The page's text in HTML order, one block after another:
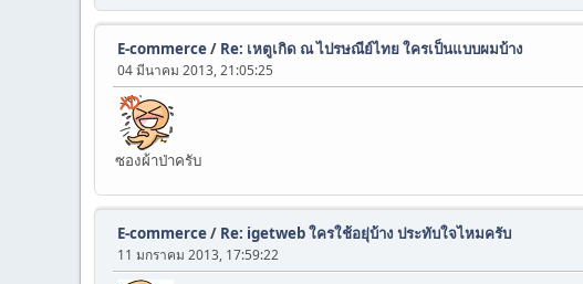
E-commerce/ Re: เหตูเกิด ณ ไปรษณีย์ไทย ใครเป็นแบบผมบ้าง
04 มีนาคม 2013, 21:05:25
ซองผ้าป่าครับ
E-commerce/ Re: igetweb ใครใช้อยุ่บ้าง ประทับใจไหมครับ
11 มกราคม 2013, 17:59:22